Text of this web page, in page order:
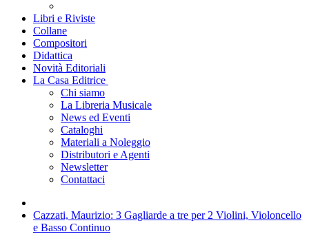
Libri e Riviste
Collane
Compositori
Didattica
Novità Editoriali
La Casa Editrice
Chi siamo
La Libreria Musicale
News ed Eventi
Cataloghi
Materiali a Noleggio
Distributori e Agenti
Newsletter
Contattaci
Cazzati, Maurizio: 3 Gagliarde a tre per 2 Violini, Violoncello
e Basso Continuo